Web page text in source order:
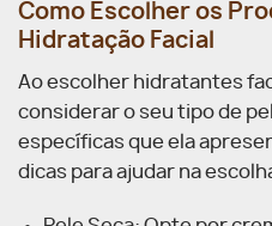
Como Escolher os
Hidratação Facial
Ao escolher hidratantes
considerar o seu tipo de
específicas que ela
dicas para ajudar na